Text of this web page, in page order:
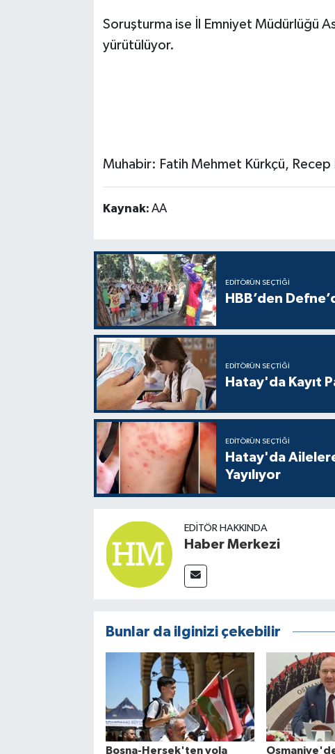
Soruşturma ise İl Emniyet Müdürlüğü
yürütülüyor.
Muhabir: Fatih Mehmet Kürkçü, Recep
Kaynak: AA
EDITÖRÜN SEÇTIĞI
HBB’den
EDITÖRÜN SEÇTIĞI
Hatay'da Kayıt
EDITÖRÜN SEÇTIĞI
Hatay'da
Yayılıyor
EDITÖR HAKKINDA
Haber Merkezi
Bunlar da ilginizi çekebilir
Bosna-Hersek'ten yola